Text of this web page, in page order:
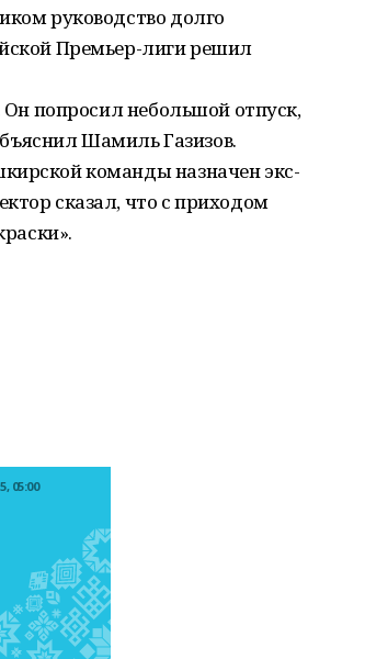
руководство долго
Премьер-лиги решил
Он попросил небольшой отпуск,
Шамиль Газизов.
команды назначен экс-
сказал, что с приходом
05:00